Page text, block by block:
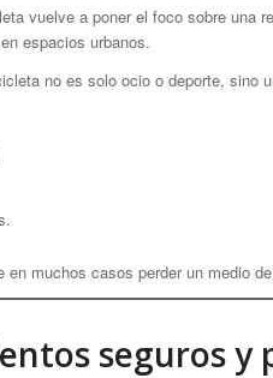
vuelve a poner el foco sobre una
espacios urbanos.
no es solo ocio o deporte, sino
en muchos casos perder un medio
seguros y